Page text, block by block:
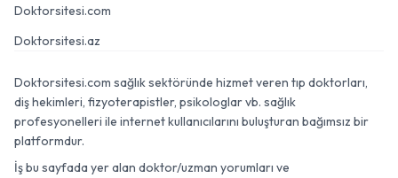
Doktorsitesi.com
Doktorsitesi.az
Doktorsitesi.com sağlık sektöründe hizmet veren tıp doktorları,
diş hekimleri, fizyoterapistler, psikologlar vb. sağlık
profesyonelleri ile internet kullanıcılarını buluşturan bağımsız bir
platformdur.
İş bu sayfada yer alan doktor/uzman yorumları ve